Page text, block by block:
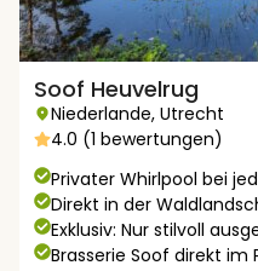
Soof Heuvelrug
Niederlande, Utrecht
4.0 (1 bewertungen)
Privater Whirlpool bei
Direkt in der
Exklusiv: Nur stilvoll
Brasserie Soof direkt im